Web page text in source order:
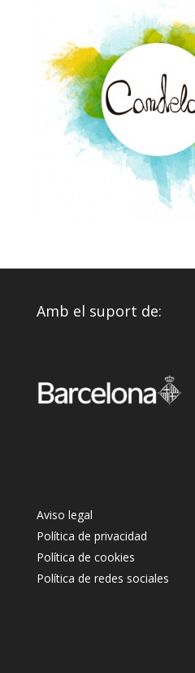
Amb el suport de:
Aviso legal
Política de privacidad
Política de cookies
Política de redes sociales